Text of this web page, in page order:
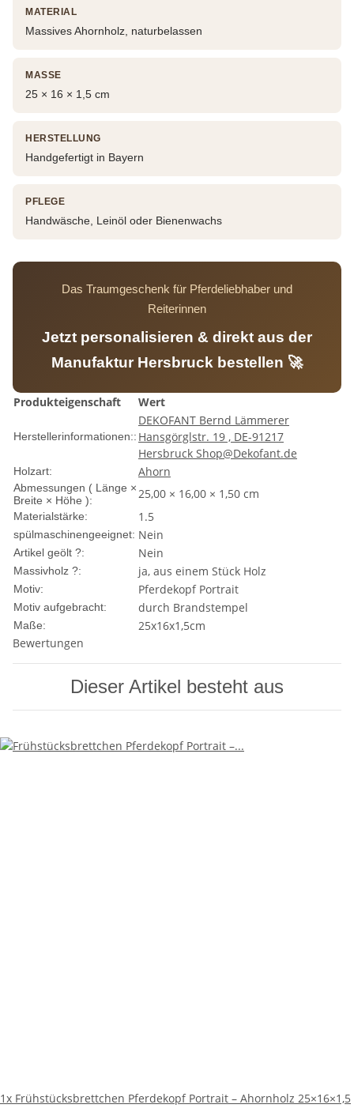
MATERIAL
Massives Ahornholz, naturbelassen
MASSE
25 × 16 × 1,5 cm
HERSTELLUNG
Handgefertigt in Bayern
PFLEGE
Handwäsche, Leinöl oder Bienenwachs
Das Traumgeschenk für Pferdeliebhaber und
Reiterinnen
Jetzt personalisieren & direkt aus der
Manufaktur Hersbruck bestellen 🚀
Produkteigenschaft Wert
Herstellerinformationen::
DEKOFANT Bernd Lämmerer
Hansgörglstr. 19 , DE-91217
Hersbruck Shop@Dekofant.de
Holzart: Ahorn
Abmessungen ( Länge ×
Breite × Höhe ):
25,00 × 16,00 × 1,50 cm
Materialstärke: 1.5
spülmaschinengeeignet: Nein
Artikel geölt ?: Nein
Massivholz ?: ja, aus einem Stück Holz
Motiv: Pferdekopf Portrait
Motiv aufgebracht: durch Brandstempel
Maße:
25x16x1,5cm
Bewertungen
Dieser Artikel besteht aus
1x Frühstücksbrettchen Pferdekopf Portrait – Ahornholz 25×16×1,5